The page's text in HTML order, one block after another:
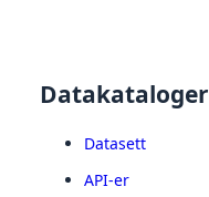
Datakataloger
Datasett
API-er